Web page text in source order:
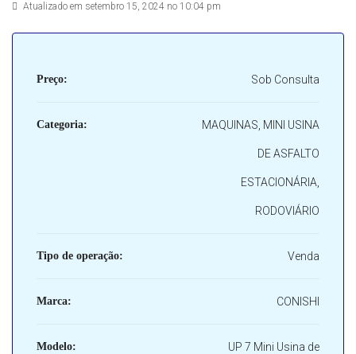
Atualizado em setembro 15, 2024 no 10:04 pm
Preço: Sob Consulta
Categoria: MAQUINAS, MINI USINA
DE ASFALTO
ESTACIONÁRIA,
RODOVIÁRIO
Tipo de operação: Venda
Marca: CONISHI
Modelo: UP 7 Mini Usina de